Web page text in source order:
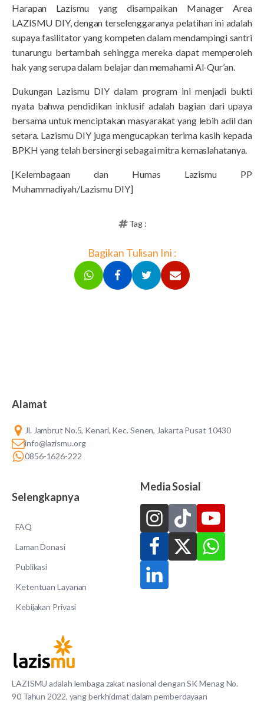
Harapan Lazismu yang disampaikan Manager Area
LAZISMU DIY, dengan terselenggaranya pelatihan ini adalah
supaya fasilitator yang kompeten dalam mendampingi santri
tunarungu bertambah sehingga mereka dapat memperoleh
hak yang serupa dalam belajar dan memahami Al-Qur’an.
Dukungan Lazismu DIY dalam program ini menjadi bukti
nyata bahwa pendidikan inklusif adalah bagian dari upaya
bersama untuk menciptakan masyarakat yang lebih adil dan
setara. Lazismu DIY juga mengucapkan terima kasih kepada
BPKH yang telah bersinergi sebagai mitra kemaslahatanya.
[Kelembagaan dan Humas Lazismu PP
Muhammadiyah/Lazismu DIY]
Tag :
Bagikan Tulisan Ini :
LAZISMU adalah lembaga zakat nasional dengan SK Menag No.
90 Tahun 2022, yang berkhidmat dalam pemberdayaan
Alamat
Jl. Jambrut No.5, Kenari, Kec. Senen, Jakarta Pusat 10430
info@lazismu.org
0856-1626-222
Selengkapnya
FAQ
Laman Donasi
Publikasi
Ketentuan Layanan
Kebijakan Privasi
Media Sosial